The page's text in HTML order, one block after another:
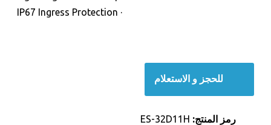
· IP67 Ingress Protection
للحجز و الاستعلام
رمز المنتج: ES-32D11H